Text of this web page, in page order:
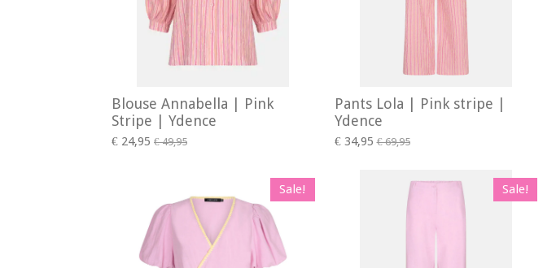
Blouse Annabella | Pink
Stripe | Ydence
€ 24,95 € 49,95
Pants Lola | Pink stripe |
Ydence
€ 34,95 € 69,95
Sale! Sale!